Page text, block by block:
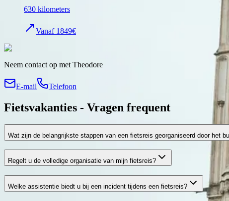
630 kilometers
Vanaf 1849€
Neem contact op met Theodore
E-mail Telefoon
Fietsvakanties - Vragen frequent
Wat zijn de belangrijkste stappen van een fietsreis georganiseerd door het
Regelt u de volledige organisatie van mijn fietsreis?
Welke assistentie biedt u bij een incident tijdens een fietsreis?